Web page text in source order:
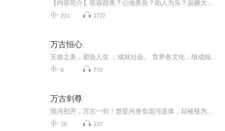
211 1772
万古恒心
6 773
万古剑尊
10 137